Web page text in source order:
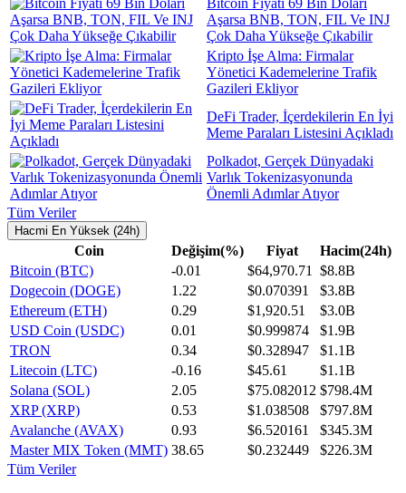
Bitcoin Fiyatı 69 Bin Doları
Aşarsa BNB, TON, FIL Ve INJ
Çok Daha Yükseğe Çıkabilir
Kripto İşe Alma: Firmalar
Yönetici Kademelerine Trafik
Gazileri Ekliyor
DeFi Trader, İçerdekilerin En İyi
Meme Paraları Listesini Açıkladı
Polkadot, Gerçek Dünyadaki
Varlık Tokenizasyonunda
Önemli Adımlar Atıyor
Tüm Veriler
Hacmi En Yüksek (24h)
Coin Değişim(%) Fiyat
Hacim(24h)
Bitcoin (BTC)
-0.01 $64,970.71
$8.8B
Dogecoin (DOGE)
1.22 $0.070391
$3.8B
Ethereum (ETH)
0.29 $1,920.51
$3.0B
USD Coin (USDC)
0.01 $0.999874
$1.9B
TRON
0.34 $0.328947
$1.1B
Litecoin (LTC)
-0.16 $45.61
$1.1B
Solana (SOL)
2.05 $75.082012 $798.4M
XRP (XRP)
0.53 $1.038508
$797.8M
Avalanche (AVAX)
0.93 $6.520161
$345.3M
Master MIX Token (MMT) 38.65 $0.232449
$226.3M
Tüm Veriler